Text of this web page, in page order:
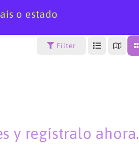
o estado
Filter
y regístralo ahora.